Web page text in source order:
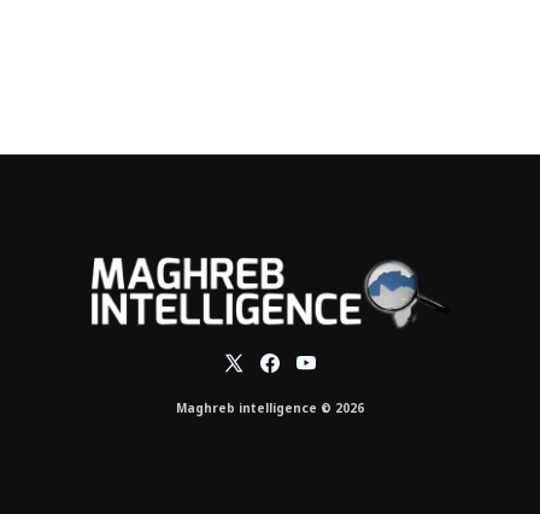
Maghreb intelligence © 2026